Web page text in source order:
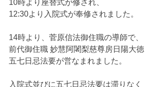
10時より座替式が修され、
12:30より入院式が奉修されました。
14時より、菅原信法御住職の導師で、
前代御住職 妙慧阿闍梨慈尊房日陽大徳
五七日忌法要が営なまれました。
入院式並びに五七日忌法要は滞りなく